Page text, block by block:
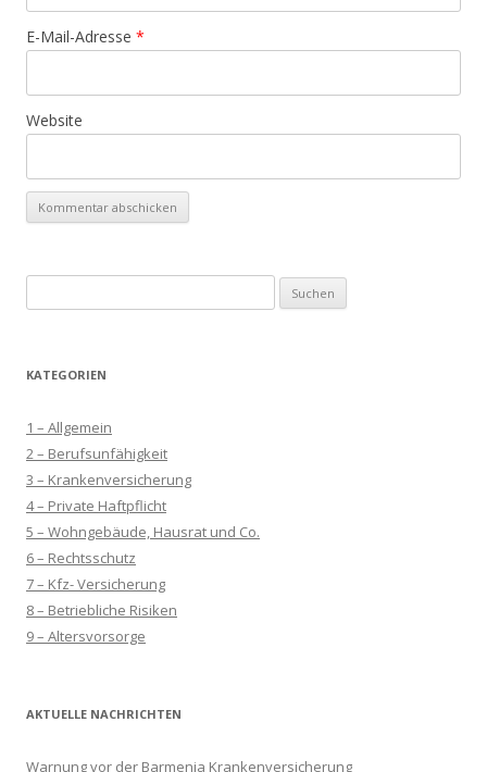
E-Mail-Adresse *
Website
nach:
KATEGORIEN
1 – Allgemein
2 – Berufsunfähigkeit
3 – Krankenversicherung
4 – Private Haftpflicht
5 – Wohngebäude, Hausrat und Co.
6 – Rechtsschutz
7 – Kfz- Versicherung
8 – Betriebliche Risiken
9 – Altersvorsorge
AKTUELLE NACHRICHTEN
Warnung vor der Barmenia Krankenversicherung